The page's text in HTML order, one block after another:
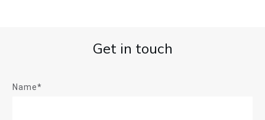
Get in touch
Name*